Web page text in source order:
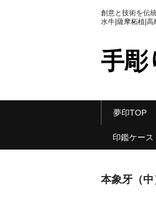
創意と技術を伝
水牛|薩摩柘植|高
手彫
夢印TOP
印鑑ケース
本象牙（